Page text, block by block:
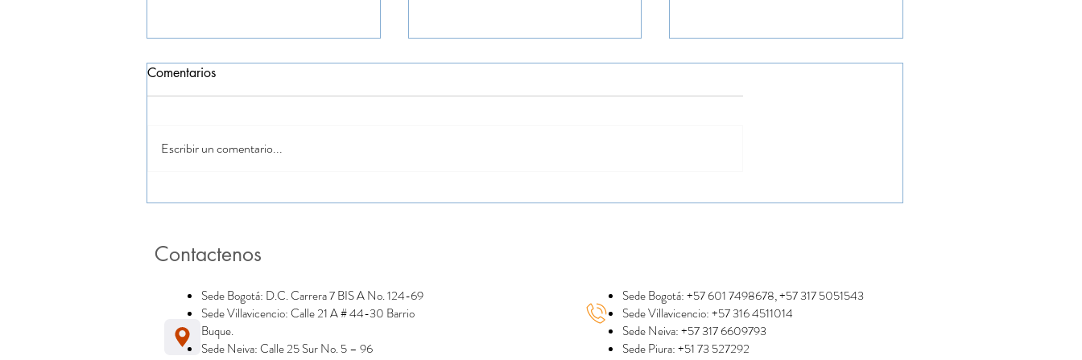
compromiso,disciplina y
Comentarios
Escribir un comentario...
Contactenos
Sede Bogotá: D.C. Carrera 7 BIS A No. 124-69
Sede Villavicencio: Calle 21 A # 44-30 Barrio
Buque.
Sede Neiva: Calle 25 Sur No. 5 – 96
Sede Bogotá: +57 601 7498678, +57 317 5051543
Sede Villavicencio: +57 316 4511014
Sede Neiva: +57 317 6609793
Sede Piura: +51 73 527292